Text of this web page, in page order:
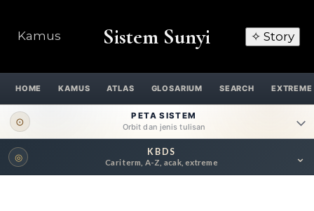
Kamus Sistem Sunyi ✧ Story
HOME KAMUS ATLAS GLOSARIUM SEARCH EXTREME
⊙
PETA SISTEM
Orbit dan jenis tulisan
ORBIT UTAMA
◎ KBDS
Cari term, A-Z, acak, extreme ⌄